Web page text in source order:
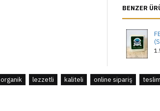
BENZER
organik lezzetli kaliteli online sipariş